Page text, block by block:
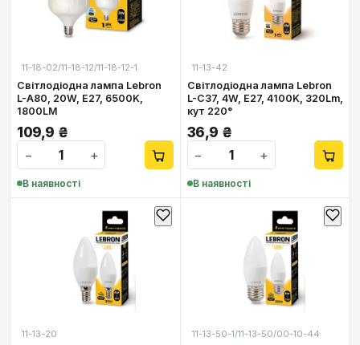
11-18-02/11-18-12/11-18-12-1
Світлодіодна лампа Lebron
L-А80, 20W, Е27, 6500K,
1800LM
109,9 ₴
−
+
В наявності
11-13-42
Світлодіодна лампа Lebron
L-С37, 4W, Е27, 4100K, 320Lm,
кут 220°
36,9 ₴
−
+
В наявності
11-13-20 11-13-50-1/11-13-50/00-10-44